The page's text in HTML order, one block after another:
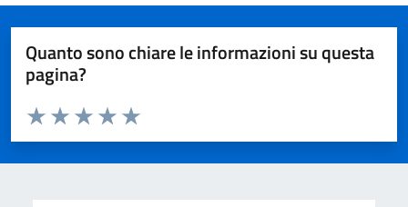
Quanto sono chiare le informazioni su questa
pagina?
Domanda
Valuta da 1 a 5 stelle la pagina
Valuta 5 stelle su 5
Valuta 4 stelle su 5
Valuta 3 stelle su 5
Valuta 2 stelle su 5
Valuta 1 stelle su 5